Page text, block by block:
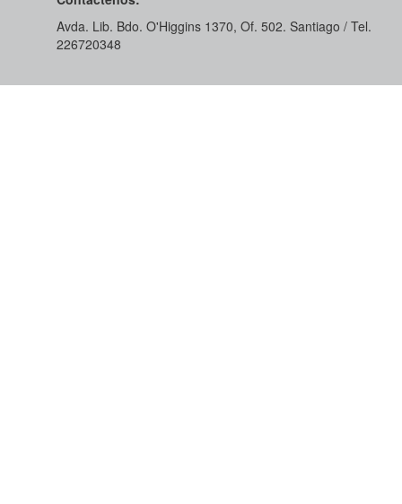
Avda. Lib. Bdo. O'Higgins 1370, Of. 502. Santiago / Tel.
226720348